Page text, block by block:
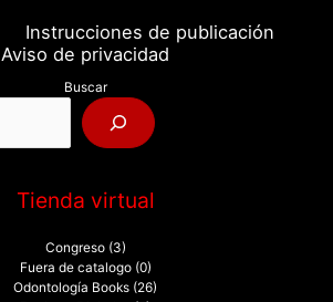
Instrucciones de publicación
Aviso de privacidad
Buscar
Tienda virtual
Congreso (3)
Fuera de catalogo (0)
Odontología Books (26)